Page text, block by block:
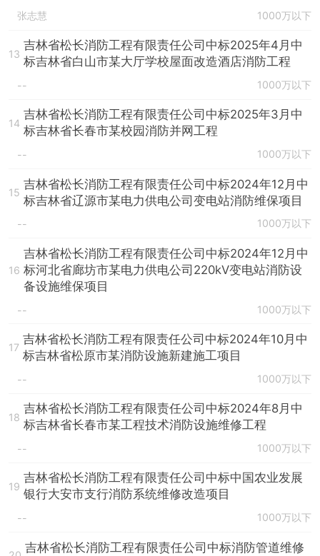
张志慧 1000万以下
13
吉林省松长消防工程有限责任公司中标2025年4月中
标吉林省白山市某大厅学校屋面改造酒店消防工程
-- 1000万以下
14
吉林省松长消防工程有限责任公司中标2025年3月中
标吉林省长春市某校园消防并网工程
-- 1000万以下
15
吉林省松长消防工程有限责任公司中标2024年12月中
标吉林省辽源市某电力供电公司变电站消防维保项目
-- 1000万以下
16
吉林省松长消防工程有限责任公司中标2024年12月中
标河北省廊坊市某电力供电公司220kV变电站消防设
备设施维保项目
-- 1000万以下
17
吉林省松长消防工程有限责任公司中标2024年10月中
标吉林省松原市某消防设施新建施工项目
-- 1000万以下
18
吉林省松长消防工程有限责任公司中标2024年8月中
标吉林省长春市某工程技术消防设施维修工程
-- 1000万以下
19
吉林省松长消防工程有限责任公司中标中国农业发展
银行大安市支行消防系统维修改造项目
-- 1000万以下
吉林省松长消防工程有限责任公司中标消防管道维修